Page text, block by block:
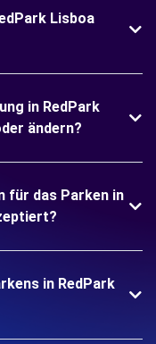
Lisboa
in RedPark
ändern?
für das Parken in
in RedPark